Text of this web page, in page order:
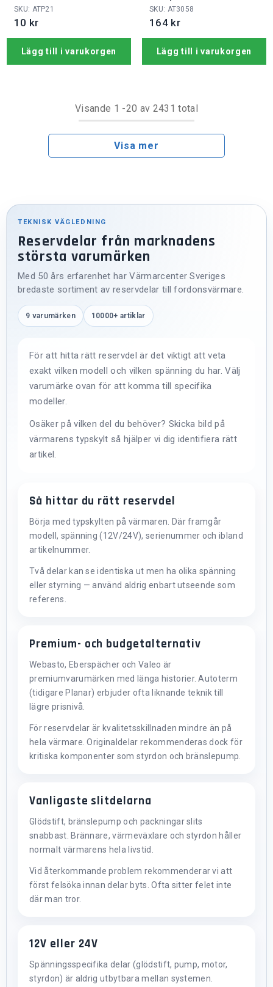
SKU: ATP21
10 kr
Lägg till i varukorgen
overheat sensor
SKU: AT3058
164 kr
Lägg till i varukorgen
Visande 1 -20 av 2431 total
Visa mer
TEKNISK VÄGLEDNING
Reservdelar från marknadens
största varumärken
Med 50 års erfarenhet har Värmarcenter Sveriges
bredaste sortiment av reservdelar till fordonsvärmare.
9 varumärken 10000+ artiklar
För att hitta rätt reservdel är det viktigt att veta
exakt vilken modell och vilken spänning du har. Välj
varumärke ovan för att komma till specifika
modeller.
Osäker på vilken del du behöver? Skicka bild på
värmarens typskylt så hjälper vi dig identifiera rätt
artikel.
Så hittar du rätt reservdel
Börja med typskylten på värmaren. Där framgår
modell, spänning (12V/24V), serienummer och ibland
artikelnummer.
Två delar kan se identiska ut men ha olika spänning
eller styrning — använd aldrig enbart utseende som
referens.
Premium- och budgetalternativ
Webasto, Eberspächer och Valeo är
premiumvarumärken med länga historier. Autoterm
(tidigare Planar) erbjuder ofta liknande teknik till
lägre prisnivå.
För reservdelar är kvalitetsskillnaden mindre än på
hela värmare. Originaldelar rekommenderas dock för
kritiska komponenter som styrdon och bränslepump.
Vanligaste slitdelarna
Glödstift, bränslepump och packningar slits
snabbast. Brännare, värmeväxlare och styrdon håller
normalt värmarens hela livstid.
Vid återkommande problem rekommenderar vi att
först felsöka innan delar byts. Ofta sitter felet inte
där man tror.
12V eller 24V
Spänningsspecifika delar (glödstift, pump, motor,
styrdon) är aldrig utbytbara mellan systemen.